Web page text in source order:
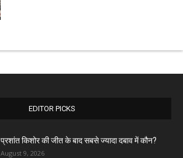
EDITOR PICKS
प्रशांत किशोर की जीत के बाद सबसे ज्यादा दबाव में कौन?
August 9, 2026